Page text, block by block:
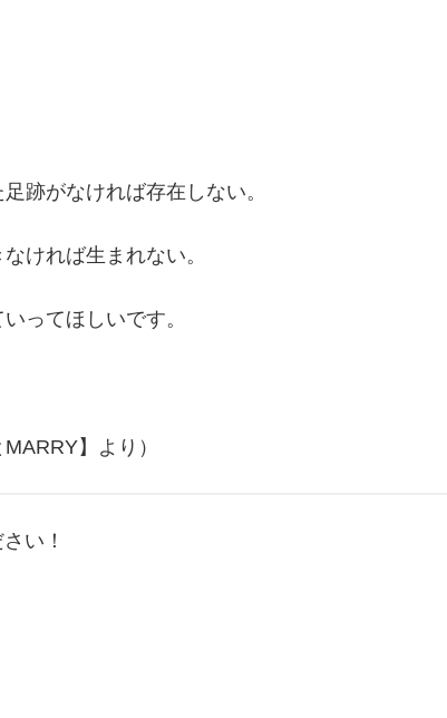
跡がなければ存在しない。
ければ生まれない。
ってほしいです。
】より）
い！